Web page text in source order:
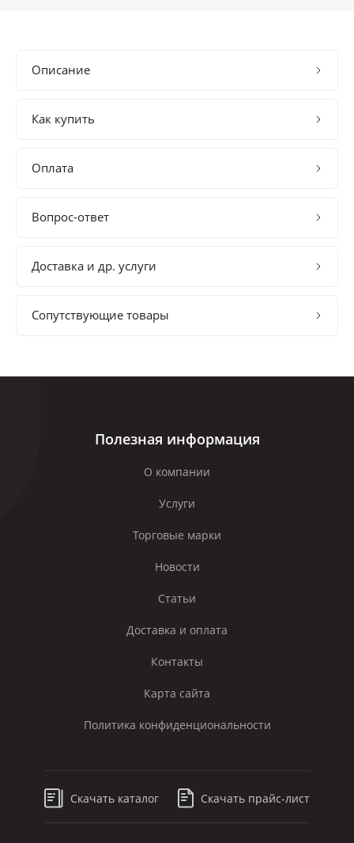
Описание
Как купить
Оплата
Вопрос-ответ
Доставка и др. услуги
Сопутствующие товары
Полезная информация
О компании
Услуги
Торговые марки
Новости
Статьи
Доставка и оплата
Контакты
Карта сайта
Политика конфиденциональности
Скачать каталог Скачать прайс-лист